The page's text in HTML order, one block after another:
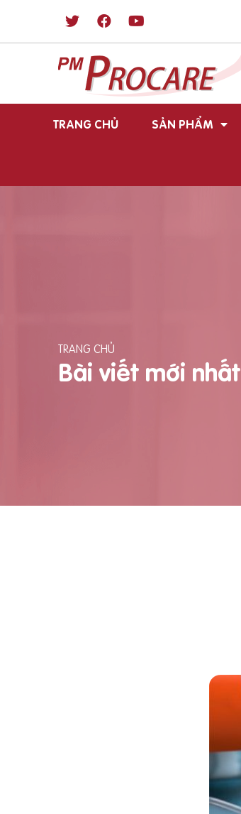
TRANG CHỦ SẢN PHẨM
TRANG CHỦ
Bài viết mới nhất